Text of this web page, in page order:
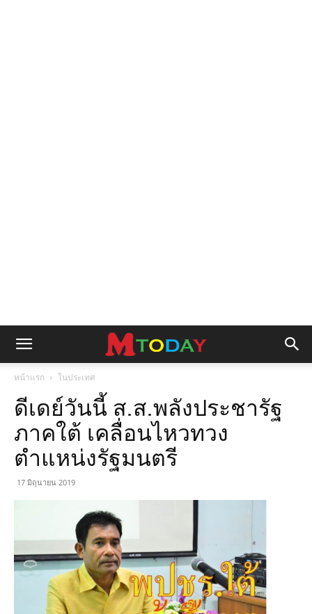
หน้าแรก ในประเทศ
ดีเดย์วันนี้ ส.ส.พลังประชารัฐ
ภาคใต้ เคลื่อนไหวทวง
ตำแหน่งรัฐมนตรี
17 มิถุนายน 2019